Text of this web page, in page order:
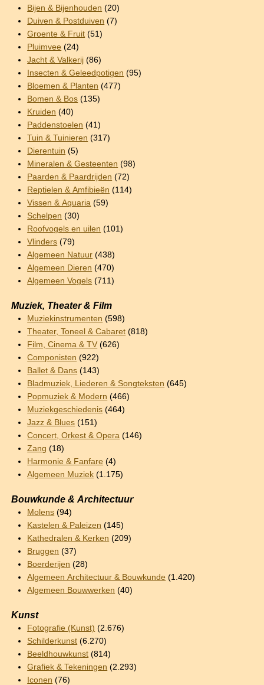
Bijen & Bijenhouden (20)
Duiven & Postduiven (7)
Groente & Fruit (51)
Pluimvee (24)
Jacht & Valkerij (86)
Insecten & Geleedpotigen (95)
Bloemen & Planten (477)
Bomen & Bos (135)
Kruiden (40)
Paddenstoelen (41)
Tuin & Tuinieren (317)
Dierentuin (5)
Mineralen & Gesteenten (98)
Paarden & Paardrijden (72)
Reptielen & Amfibieën (114)
Vissen & Aquaria (59)
Schelpen (30)
Roofvogels en uilen (101)
Vlinders (79)
Algemeen Natuur (438)
Algemeen Dieren (470)
Algemeen Vogels (711)
Muziek, Theater & Film
Muziekinstrumenten (598)
Theater, Toneel & Cabaret (818)
Film, Cinema & TV (626)
Componisten (922)
Ballet & Dans (143)
Bladmuziek, Liederen & Songteksten (645)
Popmuziek & Modern (466)
Muziekgeschiedenis (464)
Jazz & Blues (151)
Concert, Orkest & Opera (146)
Zang (18)
Harmonie & Fanfare (4)
Algemeen Muziek (1.175)
Bouwkunde & Architectuur
Molens (94)
Kastelen & Paleizen (145)
Kathedralen & Kerken (209)
Bruggen (37)
Boerderijen (28)
Algemeen Architectuur & Bouwkunde (1.420)
Algemeen Bouwwerken (40)
Kunst
Fotografie (Kunst) (2.676)
Schilderkunst (6.270)
Beeldhouwkunst (814)
Grafiek & Tekeningen (2.293)
Iconen (76)